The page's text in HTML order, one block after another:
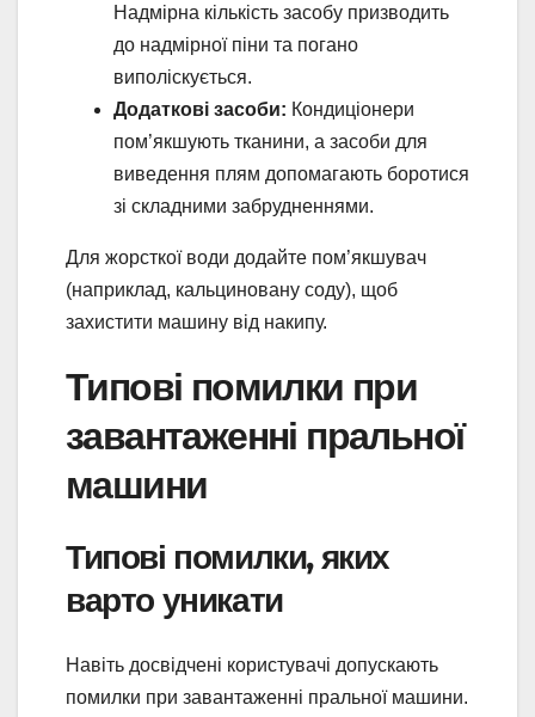
Надмірна кількість засобу призводить
до надмірної піни та погано
виполіскується.
Додаткові засоби: Кондиціонери
пом’якшують тканини, а засоби для
виведення плям допомагають боротися
зі складними забрудненнями.
Для жорсткої води додайте пом’якшувач
(наприклад, кальциновану соду), щоб
захистити машину від накипу.
Типові помилки при
завантаженні пральної
машини
Типові помилки, яких
варто уникати
Навіть досвідчені користувачі допускають
помилки при завантаженні пральної машини.